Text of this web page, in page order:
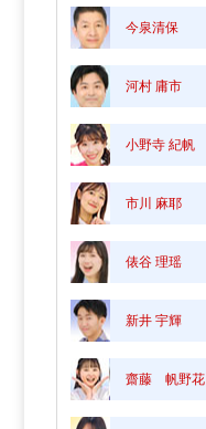
今泉清保
河村 庸市
小野寺 紀帆
市川 麻耶
俵谷 理瑶
新井 宇輝
齋藤 帆野花